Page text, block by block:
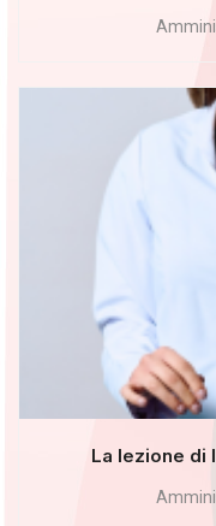
La lezione di